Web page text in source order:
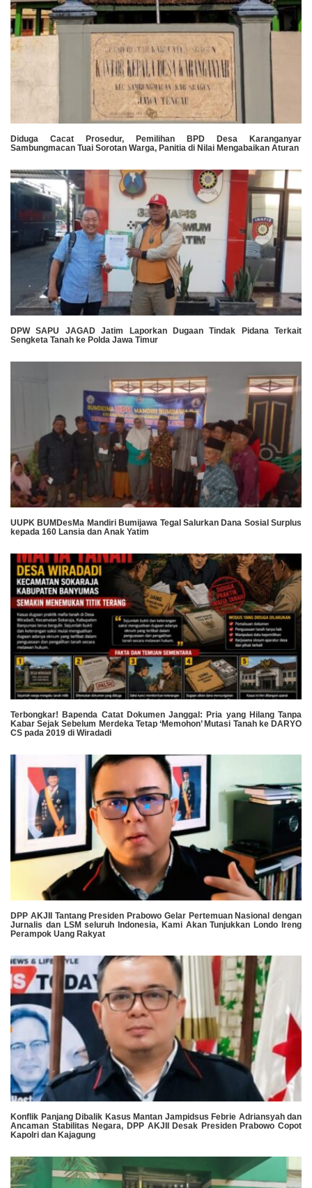
Diduga Cacat Prosedur, Pemilihan BPD Desa Karanganyar
Sambungmacan Tuai Sorotan Warga, Panitia di Nilai Mengabaikan Aturan
DPW SAPU JAGAD Jatim Laporkan Dugaan Tindak Pidana Terkait
Sengketa Tanah ke Polda Jawa Timur
UUPK BUMDesMa Mandiri Bumijawa Tegal Salurkan Dana Sosial Surplus
kepada 160 Lansia dan Anak Yatim
​Terbongkar! Bapenda Catat Dokumen Janggal: Pria yang Hilang Tanpa
Kabar Sejak Sebelum Merdeka Tetap ‘Memohon’ Mutasi Tanah ke DARYO
CS pada 2019 di Wiradadi
DPP AKJII Tantang Presiden Prabowo Gelar Pertemuan Nasional dengan
Jurnalis dan LSM seluruh Indonesia, Kami Akan Tunjukkan Londo Ireng
Perampok Uang Rakyat
Konflik Panjang Dibalik Kasus Mantan Jampidsus Febrie Adriansyah dan
Ancaman Stabilitas Negara, DPP AKJII Desak Presiden Prabowo Copot
Kapolri dan Kajagung